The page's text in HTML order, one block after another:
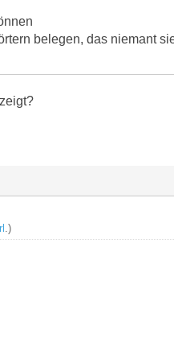
belegen, das niemant
.)